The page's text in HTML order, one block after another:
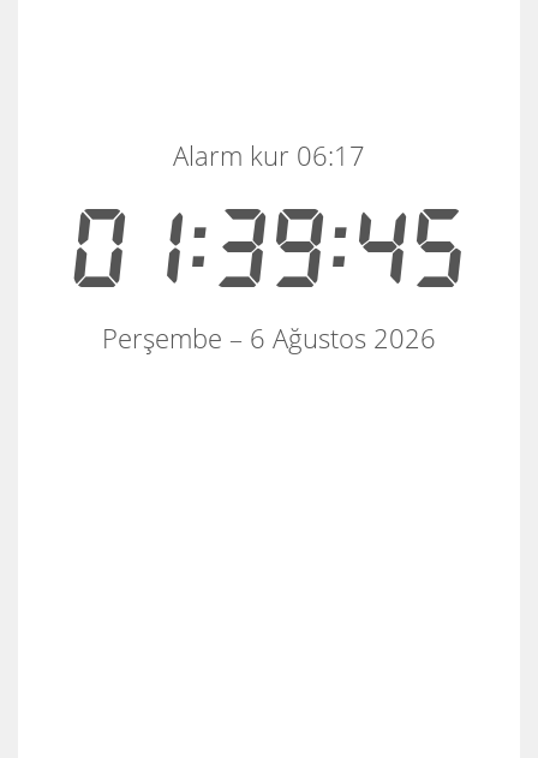
01:39:45
Alarm kur 06:17
Perşembe – 6 Ağustos 2026